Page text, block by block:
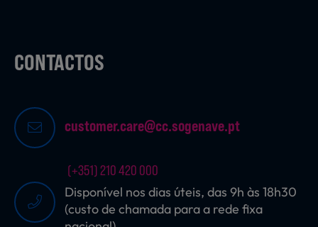
CONTACTOS
customer.care@cc.sogenave.pt
(+351) 210 420 000
Disponível nos dias úteis, das 9h às 18h30
(custo de chamada para a rede fixa